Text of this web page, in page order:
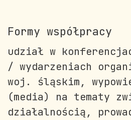
Formy współpracy
udział w
/ wydarzeniach
woj. śląskim,
(media) na tematy
działalnością,